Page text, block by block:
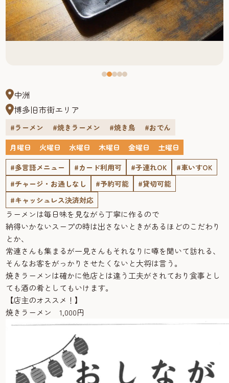
中洲
博多旧市街エリア
#ラーメン #焼きラーメン #焼き鳥
#おでん
月曜日
火曜日 水曜日 木曜日 金曜日
土曜日
#多言語メニュー
#カード利用可 #子連れOK
#車いすOK
#チャージ・お通しなし
#予約可能
#貸切可能
#キャッシュレス決済対応
ラーメンは毎日味を見ながら丁寧に作るので
納得いかないスープの時は出さないときがあるほどのこだわり
とか、
常連さんも集まるが一見さんもそれなりに噂を聞いて訪れる、
そんなお客をがっかりさせたくないと大将は言う。
焼きラーメンは確かに他店とは違う工夫がされており食事とし
ても酒の肴としてもいけます。
【店主のオススメ！】
焼きラーメン 1,000円